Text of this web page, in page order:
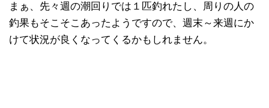
まぁ、先々週の潮回りでは１匹釣れたし、周りの人の
釣果もそこそこあったようですので、週末～来週にか
けて状況が良くなってくるかもしれません。